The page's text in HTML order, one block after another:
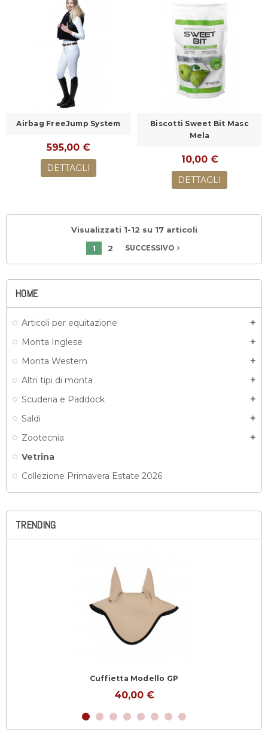
HOME
Articoli per equitazione add
Monta Inglese add
Monta Western add
Altri tipi di monta add
Scuderia e Paddock add
Saldi add
Zootecnia add
Vetrina
Collezione Primavera Estate 2026
TRENDING
Cuffietta Modello GP
40,00 €
Airbag FreeJump System
595,00 €
DETTAGLI
Biscotti Sweet Bit Masc
Mela
10,00 €
DETTAGLI
Visualizzati 1-12 su 17 articoli
1
2 SUCCESSIVOnavigate_next